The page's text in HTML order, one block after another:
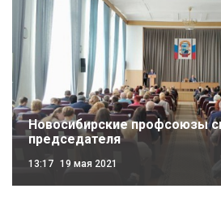
Новосибирские профсоюзы
председателя
13:17 19 мая 2021